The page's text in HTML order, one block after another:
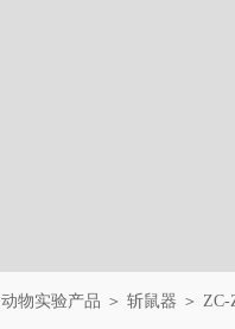
动物实验产品 ＞ 斩鼠器 ＞